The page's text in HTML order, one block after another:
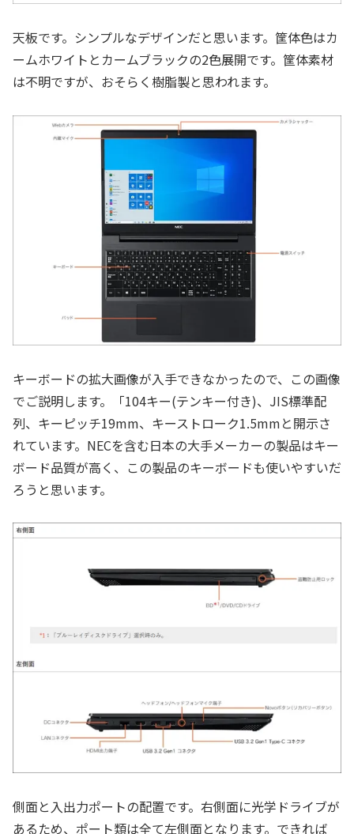
天板です。シンプルなデザインだと思います。筐体色はカ
ームホワイトとカームブラックの2色展開です。筐体素材
は不明ですが、おそらく樹脂製と思われます。
キーボードの拡大画像が入手できなかったので、この画像
でご説明します。「104キー(テンキー付き)、JIS標準配
列、キーピッチ19mm、キーストローク1.5mmと開示さ
れています。NECを含む日本の大手メーカーの製品はキー
ボード品質が高く、この製品のキーボードも使いやすいだ
ろうと思います。
側面と入出力ポートの配置です。右側面に光学ドライブが
あるため、ポート類は全て左側面となります。できれば